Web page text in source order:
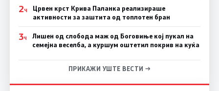
2Ч
Црвен крст Крива Паланка реализираше
активности за заштита од топлотен бран
3Ч
Лишен од слобода маж од Боговиње кој пукал на
семејна веселба, а куршум оштетил покрив на куќа
ПРИКАЖИ УШТЕ ВЕСТИ →